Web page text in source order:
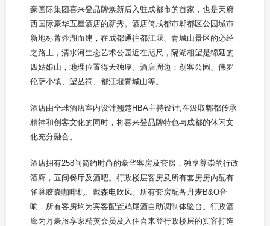
豪国际集团喜来登品牌焕新后入驻成都市的首家，也是天府
西国际豪华五星酒店的新秀。酒店倚成都市郫都区公园城市
新地标菁蓉湖而建，在成都通往都江堰、青城山景区的必经
之路上，清水河生态艺术公园近在咫尺，隔湖相望是绵延的
四姑娘山，地理位置得天独厚。酒店周边：创客公园、佛罗
伦萨小镇、望丛祠、都江堰青城山等。
酒店由全球酒店室内设计翘楚HBA主持设计,在汲取郫都传承
精神和创客文化的同时，将喜来登品牌特色与成都的休闲文
化充分融合。
酒店拥有258间简约时尚的豪华客房及套房，独享尊崇的行政
酒廊，五间餐厅及酒吧。行政楼层客房及所有套房房内配有
雀巢胶囊咖啡机、戴森电吹风。所有套房配备丹麦B&O音
响，所有客房均为宾客配置鸡尾酒自助调制体验台。行政酒
廊为万豪旅享家精英会员及入住喜来登行政楼层的宾客打造